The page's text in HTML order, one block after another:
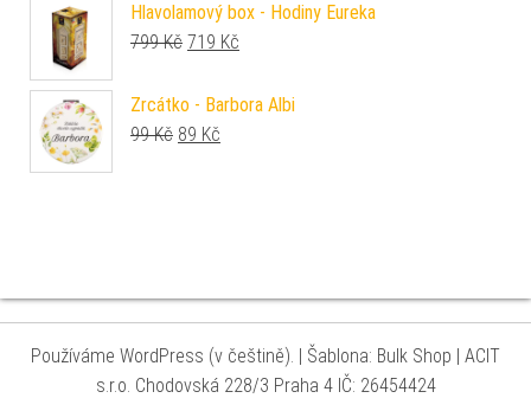
Hlavolamový box - Hodiny Eureka
799Kč Původní cena byla: 799 Kč.
719 Kč
Zrcátko - Barbora Albi
99Kč Původní cena byla: 99 Kč.
89 Kč
Používáme WordPress (v češtině). Šablona: Bulk Shop
| ACIT
s.r.o. Chodovská 228/3 Praha 4 IČ: 26454424